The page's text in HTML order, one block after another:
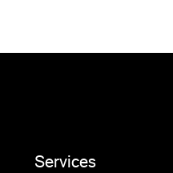
Services